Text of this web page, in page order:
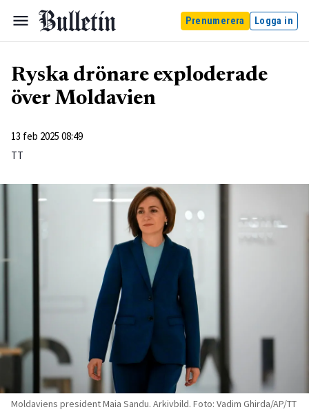
Prenumerera Logga in
Ryska drönare exploderade
över Moldavien
13 feb 2025 08:49
TT
Moldaviens president Maia Sandu. Arkivbild. Foto: Vadim Ghirda/AP/TT